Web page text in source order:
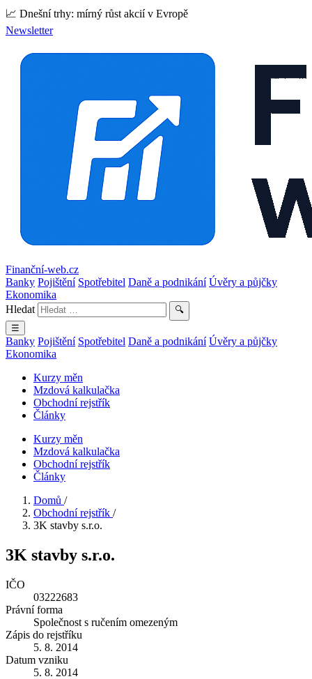
📈 Dnešní trhy: mírný růst akcií v Evropě
Newsletter
Finanční-web.cz
Banky Pojištění Spotřebitel Daně a podnikání Úvěry a půjčky
Ekonomika
Hledat
🔍
☰
Banky Pojištění Spotřebitel Daně a podnikání Úvěry a půjčky
Ekonomika
Kurzy měn
Mzdová kalkulačka
Obchodní rejstřík
Články
Kurzy měn
Mzdová kalkulačka
Obchodní rejstřík
Články
Domů /
Obchodní rejstřík /
3K stavby s.r.o.
3K stavby s.r.o.
IČO
03222683
Právní forma
Společnost s ručením omezeným
Zápis do rejstříku
5. 8. 2014
Datum vzniku
5. 8. 2014